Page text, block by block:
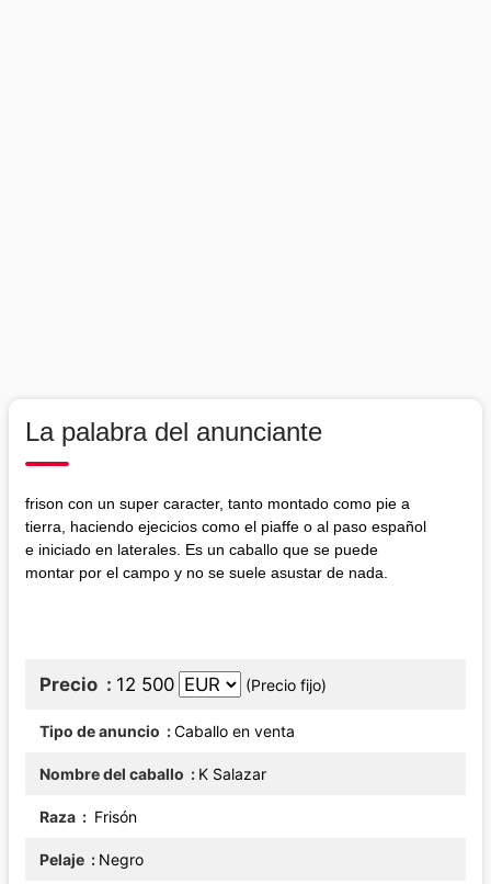
La palabra del anunciante
frison con un super caracter, tanto montado como pie a
tierra, haciendo ejecicios como el piaffe o al paso español
e iniciado en laterales. Es un caballo que se puede
montar por el campo y no se suele asustar de nada.
Precio 12 500 (Precio fijo)
Tipo de anuncio Caballo en venta
Nombre del caballo K Salazar
Raza Frisón
Pelaje Negro